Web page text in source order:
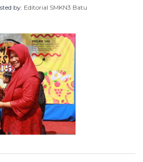
by: Editorial SMKN3 Batu